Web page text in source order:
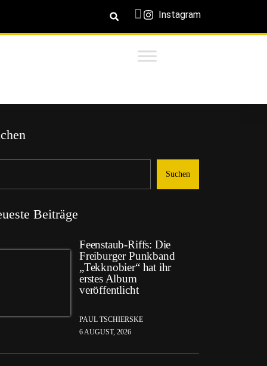
Instagram
Suchen
Beiträge
Feenstaub-Riffs: Die
Freiburger Punkband
„Tekknobier“ hat ihr
erstes Album
veröffentlicht
PAUL TSCHIERSKE
6 AUGUST, 2026